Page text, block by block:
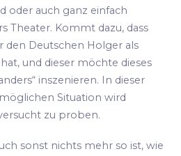
oder auch ganz einfach
Theater. Kommt dazu, dass
den Deutschen Holger als
und dieser möchte dieses
inszenieren. In dieser
Situation wird
zu proben.
sonst nichts mehr so ist, wie